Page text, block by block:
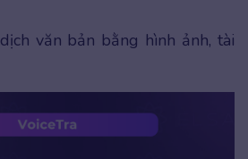
văn bản bằng hình ảnh, tài